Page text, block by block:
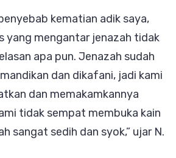
kematian adik saya,
yang mengantar jenazah tidak
apa pun. Jenazah sudah
dan dikafani, jadi kami
dan memakamkannya
tidak sempat membuka kain
sangat sedih dan syok,” ujar N.